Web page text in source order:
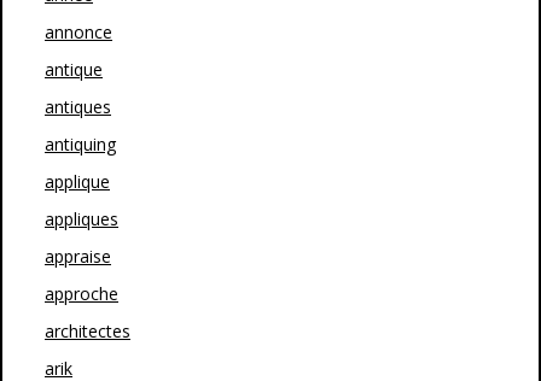
annonce
antique
antiques
antiquing
applique
appliques
appraise
approche
architectes
arik